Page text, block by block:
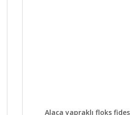
DETAYLAR GELİNCE
Alaca yapraklı floks